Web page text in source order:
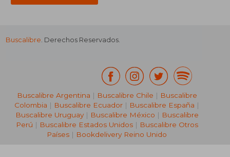
Buscalibre. Derechos Reservados.
Buscalibre Argentina | Buscalibre Chile | Buscalibre
Colombia | Buscalibre Ecuador | Buscalibre España |
Buscalibre Uruguay| Buscalibre México | Buscalibre
Perú | Buscalibre Estados Unidos| Buscalibre Otros
Países | Bookdelivery Reino Unido